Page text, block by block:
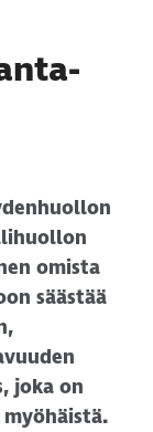
omista
säästää
joka on